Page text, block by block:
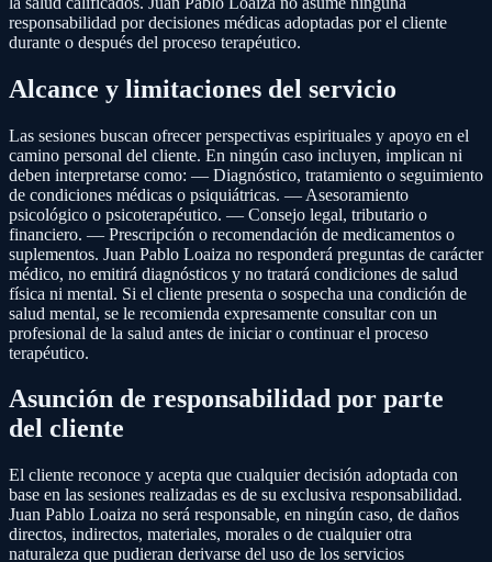
responsabilidad por decisiones médicas adoptadas por el cliente
durante o después del proceso terapéutico.
Alcance y limitaciones del servicio
Las sesiones buscan ofrecer perspectivas espirituales y apoyo en el
camino personal del cliente. En ningún caso incluyen, implican ni
deben interpretarse como: — Diagnóstico, tratamiento o seguimiento
de condiciones médicas o psiquiátricas. — Asesoramiento
psicológico o psicoterapéutico. — Consejo legal, tributario o
financiero. — Prescripción o recomendación de medicamentos o
suplementos. Juan Pablo Loaiza no responderá preguntas de carácter
médico, no emitirá diagnósticos y no tratará condiciones de salud
física ni mental. Si el cliente presenta o sospecha una condición de
salud mental, se le recomienda expresamente consultar con un
profesional de la salud antes de iniciar o continuar el proceso
terapéutico.
Asunción de responsabilidad por parte
del cliente
El cliente reconoce y acepta que cualquier decisión adoptada con
base en las sesiones realizadas es de su exclusiva responsabilidad.
Juan Pablo Loaiza no será responsable, en ningún caso, de daños
directos, indirectos, materiales, morales o de cualquier otra
naturaleza que pudieran derivarse del uso de los servicios